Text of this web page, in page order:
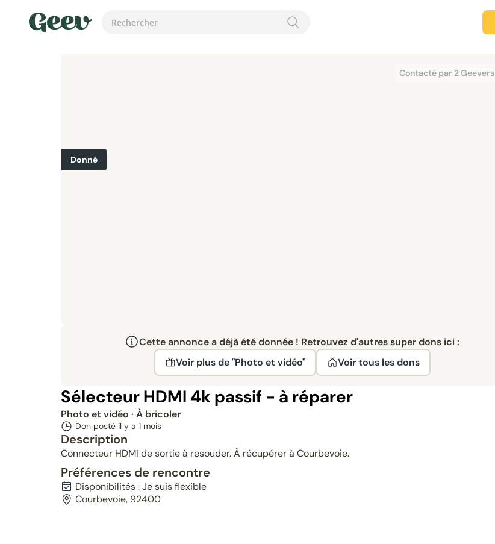
Contacté par 2 Geevers
Donné
Cette annonce a déjà été donnée ! Retrouvez d'autres super dons ici :
Voir plus de "Photo et vidéo"
Voir tous les dons
Sélecteur HDMI 4k passif - à réparer
Photo et vidéo · À bricoler
Don posté il y a 1 mois
Description
Connecteur HDMI de sortie à resouder. À récupérer à Courbevoie.
Préférences de rencontre
Disponibilités : Je suis flexible
Courbevoie, 92400